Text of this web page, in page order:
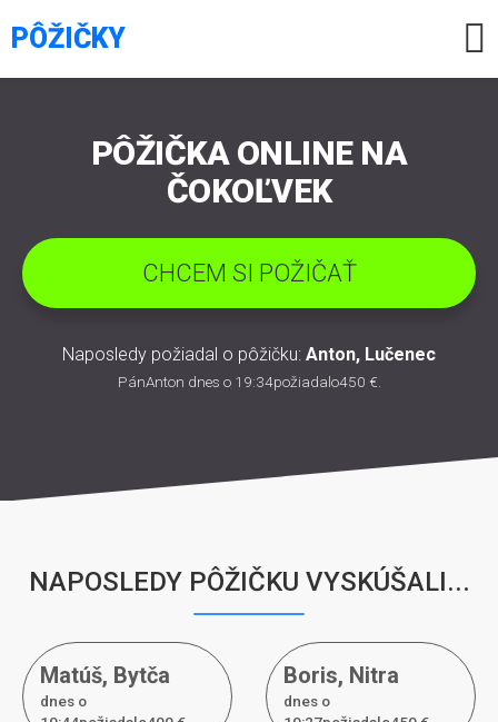
PÔŽIČKY 
PÔŽIČKA ONLINE NA
ČOKOĽVEK
CHCEM SI POŽIČAŤ
Naposledy požiadal o pôžičku: Anton, Lučenec
PánAnton dnes o 19:34požiadalo450 €
NAPOSLEDY PÔŽIČKU VYSKÚŠALI...
Matúš, Bytča
dnes o
Boris, Nitra
dnes o